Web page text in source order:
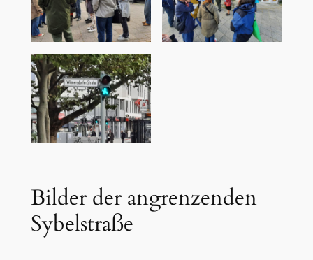
Bilder der angrenzenden
Sybelstraße